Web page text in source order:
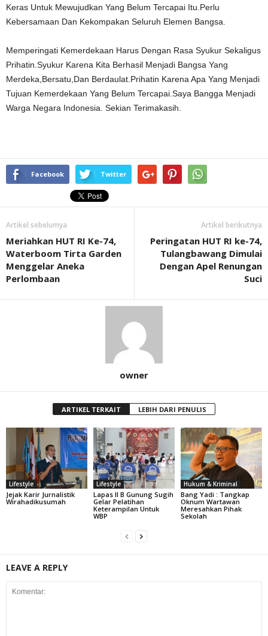
Keras Untuk Mewujudkan Yang Belum Tercapai Itu.Perlu
Kebersamaan Dan Kekompakan Seluruh Elemen Bangsa.
Memperingati Kemerdekaan Harus Dengan Rasa Syukur Sekaligus
Prihatin.Syukur Karena Kita Berhasil Menjadi Bangsa Yang
Merdeka,Bersatu,Dan Berdaulat.Prihatin Karena Apa Yang Menjadi
Tujuan Kemerdekaan Yang Belum Tercapai.Saya Bangga Menjadi
Warga Negara Indonesia. Sekian Terimakasih.
Facebook Twitter
Artikel sebelumya
Meriahkan HUT RI Ke-74,
Waterboom Tirta Garden
Menggelar Aneka
Perlombaan
Artikel berikutnya
Peringatan HUT RI ke-74,
Tulangbawang Dimulai
Dengan Apel Renungan
Suci
owner
ARTIKEL TERKAIT LEBIH DARI PENULIS
Lifestyle
Jejak Karir Jurnalistik
Wirahadikusumah
Lifestyle
Lapas II B Gunung Sugih
Gelar Pelatihan
Keterampilan Untuk
WBP
Hukum & Kriminal
Bang Yadi : Tangkap
Oknum Wartawan
Meresahkan Pihak
Sekolah
LEAVE A REPLY